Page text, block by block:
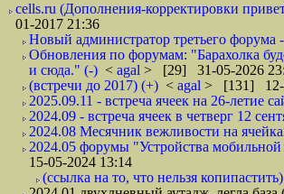
cells.ru (Дополнения-корректировки
01-2017 21:36
Новый администратор третьего форума
Обновления по форумам: "Барахолка
и сюда." (-) < agal > [29] 31-05-2026
(встречи до 2017) (+) < agal > [131] 12-
2025.09.11 - встреча ячеек на 26-летие
2024.09 - встреча ячеек в четверг 12
2024.08 Месячник вежливости на
2024.05 форумы "Устройства
15-05-2024 13:14
(ссылка на то, что нельзя